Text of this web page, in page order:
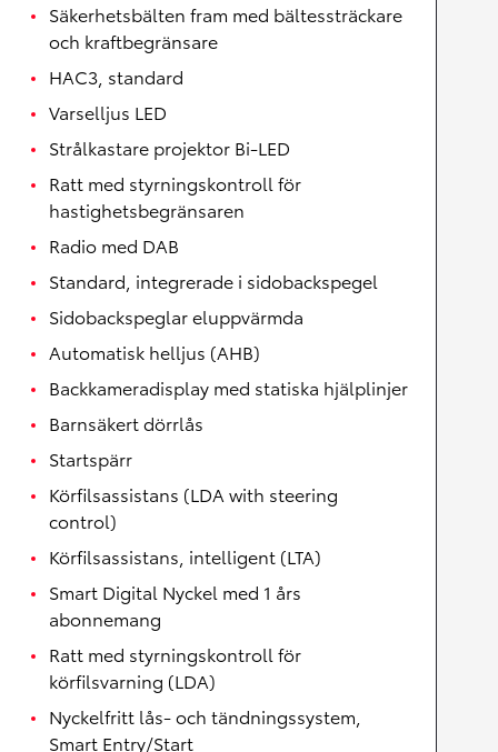
Säkerhetsbälten fram med bältessträckare
och kraftbegränsare
HAC3, standard
Varselljus LED
Strålkastare projektor Bi-LED
Ratt med styrningskontroll för
hastighetsbegränsaren
Radio med DAB
Standard, integrerade i sidobackspegel
Sidobackspeglar eluppvärmda
Automatisk helljus (AHB)
Backkameradisplay med statiska hjälplinjer
Barnsäkert dörrlås
Startspärr
Körfilsassistans (LDA with steering
control)
Körfilsassistans, intelligent (LTA)
Smart Digital Nyckel med 1 års
abonnemang
Ratt med styrningskontroll för
körfilsvarning (LDA)
Nyckelfritt lås- och tändningssystem,
Smart Entry/Start